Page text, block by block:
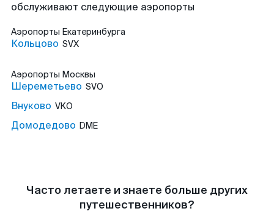
обслуживают следующие аэропорты
Аэропорты Екатеринбурга
Кольцово SVX
Аэропорты Москвы
Шереметьево SVO
Внуково VKO
Домодедово DME
Часто летаете и знаете больше других
путешественников?